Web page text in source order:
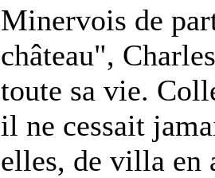
Minervois de
château",
toute sa vie.
il ne cessait
elles, de villa en